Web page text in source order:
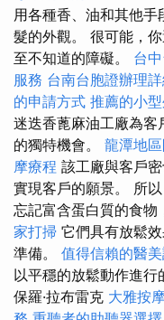
用各種香、油和其他
髮的外觀。 很可能，
至不知道的障礙。 台
服務 台南台胞證辦理
的申請方式 推薦的小
迷迭香蓖麻油工廠為客
的獨特機會。 龍潭地
摩療程 該工廠與客戶
實現客戶的願景。 所
忘記富含蛋白質的食物
家打掃 它們具有放鬆
準備。 值得信賴的醫
以平穩的放鬆動作進行
保羅·拉布雷克 大雅按